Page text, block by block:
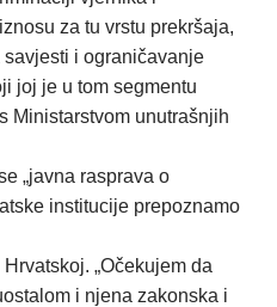
za tu vrstu prekršaja,
i ograničavanje
joj je u tom segmentu
Ministarstvom unutrašnjih
„javna rasprava o
institucije prepoznamo
„Očekujem da
i njena zakonska i